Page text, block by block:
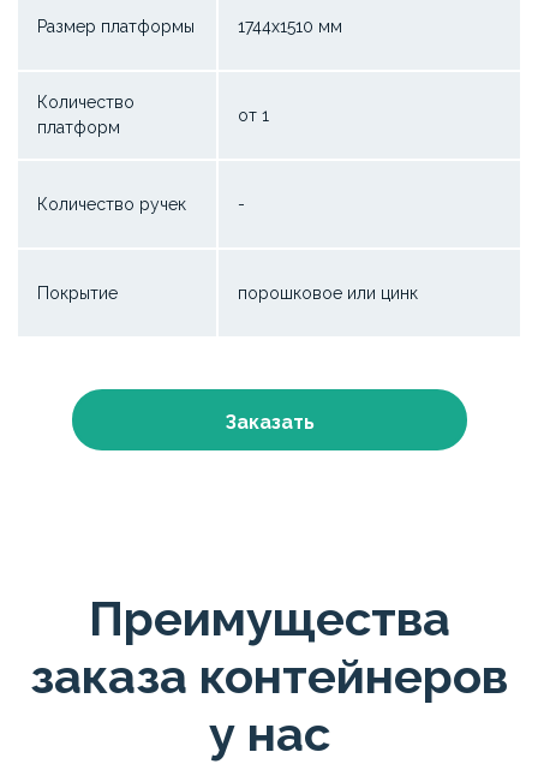
Размер платформы 1744х1510 мм
Количество
платформ
от 1
Количество ручек -
Покрытие порошковое или цинк
Заказать
Преимущества
заказа контейнеров
у нас